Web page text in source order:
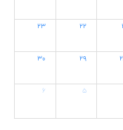
۲۳ ۲۲
۳۰ ۲۹
۶ ۵